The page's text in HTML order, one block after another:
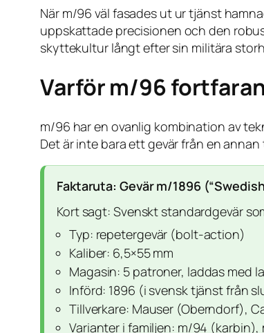
När m/96 väl fasades ut ur tjänst
uppskattade precisionen och den
skyttekultur långt efter sin militära
Varför m/96
m/96 har en ovanlig kombination av
Det är inte bara ett gevär från en
Faktaruta: Gevär m/1896
Kort sagt: Svenskt standardgevär
Typ: repetergevär (bolt-action)
Kaliber: 6,5×55 mm
Magasin: 5 patroner, laddas med
Införd: 1896 (i svensk tjänst från
Tillverkare: Mauser (Oberndorf),
Varianter i familjen: m/94